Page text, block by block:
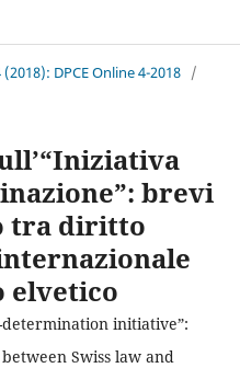
DPCE Online 4-2018 /
brevi
tra diritto
elvetico
initiative”:
Swiss law and